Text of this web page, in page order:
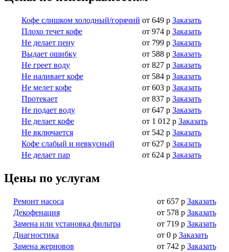
Кофе слишком холодный/горячий от 649 р Заказать
Плохо течет кофе
от 974 р Заказать
Не делает пену
от 799 р Заказать
Выдает ошибку
от 588 р Заказать
Не греет воду
от 827 р Заказать
Не наливает кофе
от 584 р Заказать
Не мелет кофе
от 603 р Заказать
Протекает
от 837 р Заказать
Не подает воду
от 647 р Заказать
Не делает кофе
от 1 012 р Заказать
Не включается
от 542 р Заказать
Кофе слабый и невкусный
от 627 р Заказать
Не делает пар
от 624 р Заказать
Цены по услугам
Ремонт насоса от 657 р Заказать
Декофенация
от 578 р Заказать
Замена или установка фильтра
от 719 р Заказать
Диагностика
от 0 р Заказать
Замена жерновов
от 742 р Заказать